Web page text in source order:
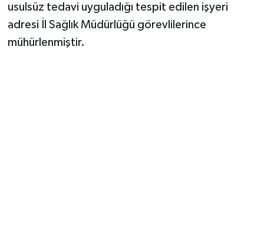
usulsüz tedavi uyguladığı tespit edilen işyeri
adresi İl Sağlık Müdürlüğü görevlilerince
mühürlenmiştir.